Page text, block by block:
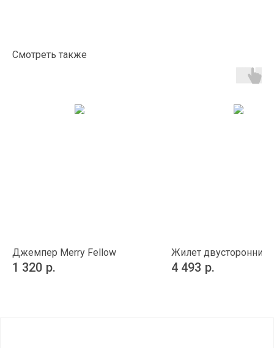
Смотреть также
Джемпер Merry Fellow
1 320 р.
Жилет двусторонний
4 493 р.